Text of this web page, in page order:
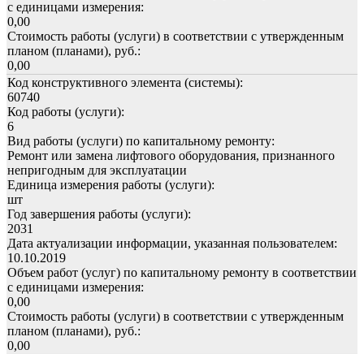
с единицами измерения:
0,00
Стоимость работы (услуги) в соответствии с утвержденным
планом (планами), руб.:
0,00
Код конструктивного элемента (системы):
60740
Код работы (услуги):
6
Вид работы (услуги) по капитальному ремонту:
Ремонт или замена лифтового оборудования, признанного
непригодным для эксплуатации
Единица измерения работы (услуги):
шт
Год завершения работы (услуги):
2031
Дата актуализации информации, указанная пользователем:
10.10.2019
Объем работ (услуг) по капитальному ремонту в соответствии
с единицами измерения:
0,00
Стоимость работы (услуги) в соответствии с утвержденным
планом (планами), руб.:
0,00